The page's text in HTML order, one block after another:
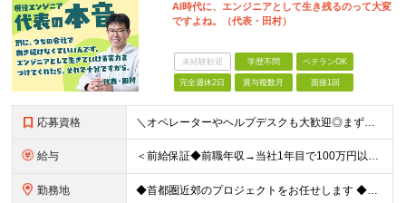
AI時代に、エンジニアとして生き残るのって大変
ですよね。（代表・田村）
未経験歓迎 学歴不問 ベテランOK
完全週休2日 賞与複数月 面接1回
応募資格 ＼オペレーターやヘルプデスクも大歓迎◎まずはご応募ください／ ◆学歴不問 ◆IT業界での勤務経験がある方（職種・年数不問） ┗例：オペレーター、ヘルプデスク、開発からインフラ領域へのシフト、スク
給与 ＜前給保証◆前職年収→当社1年目で100万円以上アップ実績あり◆基本的に全員毎年昇給＞ 月給45万円（固定残業代：30時間分/85,470円）※PM/PL/PMO経験2年以上 月給36万円（固定残業
勤務地 ◆首都圏近郊のプロジェクトをお任せします ◆転勤なし ◆自社オフィスで働ける案件もございます 【本社】 東京都中央区日本橋小伝馬町1-1 日本橋末広ビル6階 ※変更の範囲：上記を除く当社関連勤務地